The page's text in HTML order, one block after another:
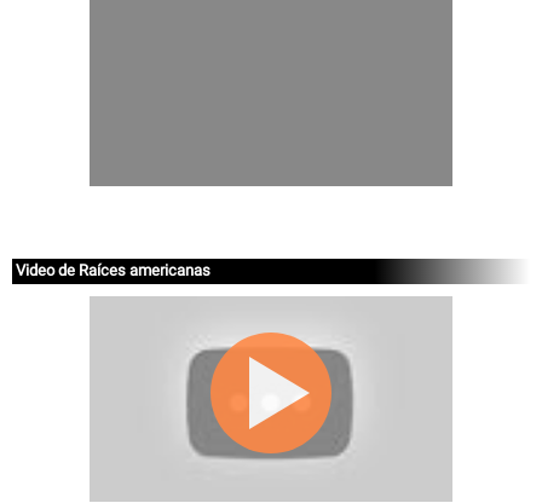
Video de Raíces americanas